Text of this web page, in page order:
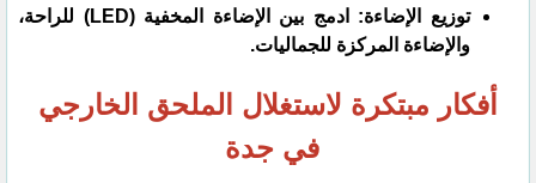
​توزيع الإضاءة: ادمج بين الإضاءة المخفية (LED) للراحة،
والإضاءة المركزة للجماليات.
أفكار مبتكرة لاستغلال الملحق الخارجي
في جدة